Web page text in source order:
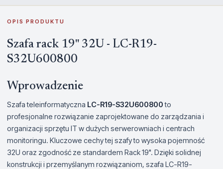
OPIS PRODUKTU
Szafa rack 19" 32U - LC-R19-
S32U600800
Wprowadzenie
Szafa teleinformatyczna LC-R19-S32U600800to
profesjonalne rozwiązanie zaprojektowane do zarządzania i
organizacji sprzętu IT w dużych serwerowniach i centrach
monitoringu. Kluczowe cechy tej szafy to wysoka pojemność
32U oraz zgodność ze standardem Rack 19". Dzięki solidnej
konstrukcji i przemyślanym rozwiązaniom, szafa LC-R19-